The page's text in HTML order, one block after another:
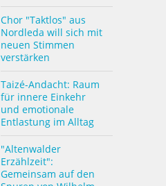
Chor "Taktlos" aus
Nordleda will sich mit
neuen Stimmen
verstärken
Taizé-Andacht: Raum
für innere Einkehr
und emotionale
Entlastung im Alltag
"Altenwalder
Erzählzeit":
Gemeinsam auf den